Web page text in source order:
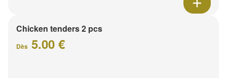
Chicken tenders 2 pcs
Dès 5.00 €